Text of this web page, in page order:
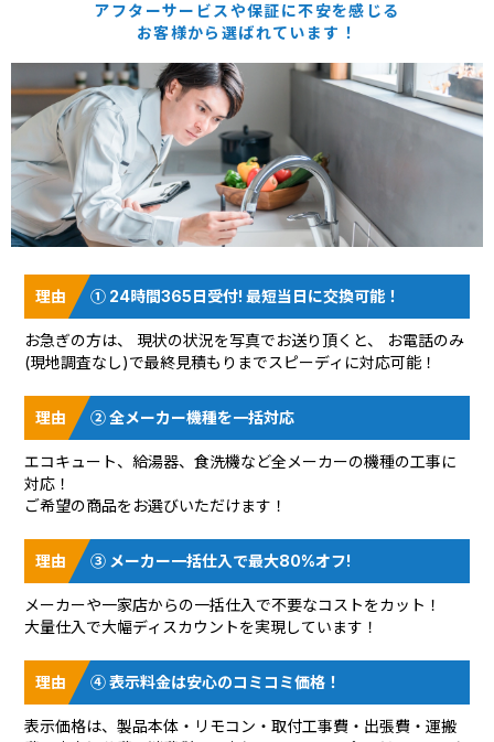
アフターサービスや保証に不安を感じる
お客様から選ばれています！
① 24時間365日受付! 最短当日に交換可能！
お急ぎの方は、 現状の状況を写真でお送り頂く と、 お電話のみ
(現地調査なし)で最終見積もりまでスピーディに対応可能！
② 全メーカー機種を一括対応
エコキュート、給湯器、食洗機など全メーカーの機種の工事に
対応！
ご希望の商品をお選びいただけます！
③ メーカー一括仕入で最大80%オフ!
メーカーや一家店からの一括仕入で不要なコストをカット！
大量仕入で大幅ディスカウントを実現しています！
④ 表示料金は安心のコミコミ価格！
表示価格は、製品本体・リモコン・取付工事費・出張費・運搬